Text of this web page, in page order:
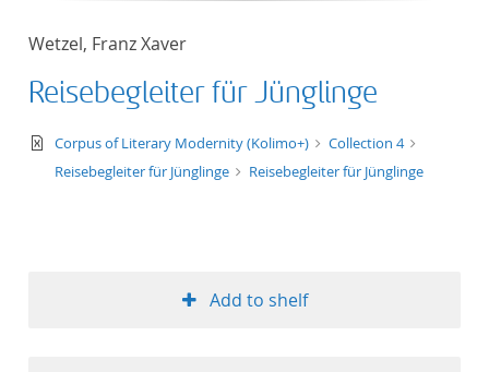
title descending
format ascending
Wetzel, Franz Xaver
Reisebegleiter für Jünglinge
text/xml
Corpus of Literary Modernity (Kolimo+)
Collection 4
Reisebegleiter für Jünglinge
Reisebegleiter für Jünglinge
Add to shelf